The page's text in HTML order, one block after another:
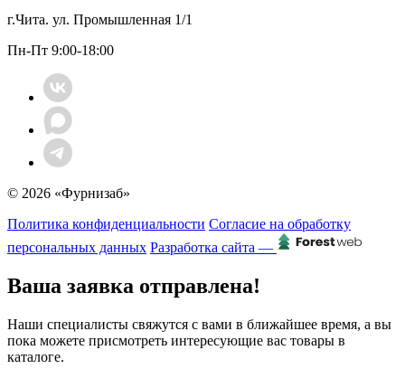
г.Чита. ул. Промышленная 1/1
Пн-Пт 9:00-18:00
© 2026 «Фурнизаб»
Политика конфиденциальности Согласие на обработку
персональных данных Разработка сайта —
Ваша заявка отправлена!
Наши специалисты свяжутся с вами в ближайшее время, а вы
пока можете присмотреть интересующие вас товары в
каталоге.